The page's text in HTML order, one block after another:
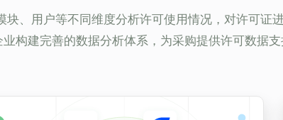
块、用户等不同维度分析许可使用情况，对许可证
构建完善的数据分析体系，为采购提供许可数据